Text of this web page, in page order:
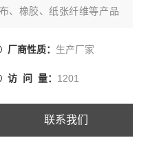
、橡胶、纸张纤维等产品
测试。
厂商性质： 生产厂家
访 问 量： 1201
联系我们